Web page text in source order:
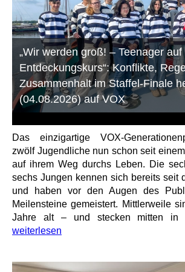
„Wir werden groß! – Teenager auf
Entdeckungskurs“: Konflikte,
Zusammenhalt im Staffel-Finale
(04.08.2026) auf VOX
Das einzigartige VOX-
zwölf Jugendliche nun schon seit
auf ihrem Weg durchs Leben. Die
sechs Jungen kennen sich bereits seit
und haben vor den Augen des
Meilensteine gemeistert. Mittlerweile
Jahre alt – und stecken mitten in
weiterlesen